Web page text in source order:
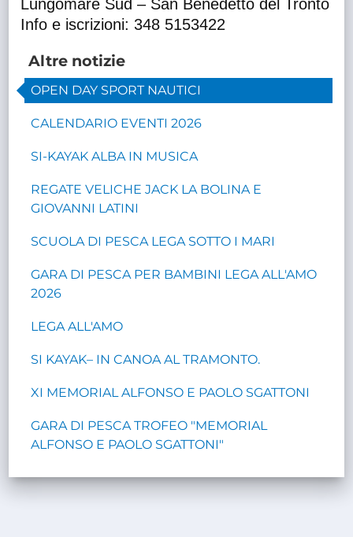
Lungomare Sud – San Benedetto del Tronto
Info e iscrizioni: 348 5153422
Altre notizie
OPEN DAY SPORT NAUTICI
CALENDARIO EVENTI 2026
SI-KAYAK ALBA IN MUSICA
REGATE VELICHE JACK LA BOLINA E
GIOVANNI LATINI
SCUOLA DI PESCA LEGA SOTTO I MARI
GARA DI PESCA PER BAMBINI LEGA ALL'AMO
2026
LEGA ALL'AMO
SI KAYAK– IN CANOA AL TRAMONTO.
XI MEMORIAL ALFONSO E PAOLO SGATTONI
GARA DI PESCA TROFEO "MEMORIAL
ALFONSO E PAOLO SGATTONI"